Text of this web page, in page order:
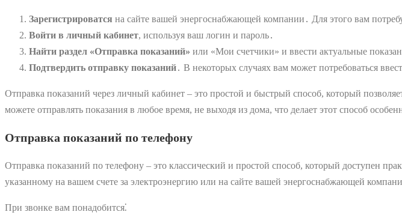
Зарегистрироватся на сайте вашей энергоснабжающей компании․ Для этого вам
Войти в личный кабинет, используя ваш логин и пароль․
Найти раздел «Отправка показаний» или «Мои счетчики» и ввести актуальные
Подтвердить отправку показаний․ В некоторых случаях вам может потребоваться
Отправка показаний через личный кабинет – это простой и быстрый способ, который
можете отправлять показания в любое время, не выходя из дома, что делает этот способ
Отправка показаний по телефону
Отправка показаний по телефону – это классический и простой способ, который доступен
указанному на вашем счете за электроэнергию или на сайте вашей энергоснабжающей
При звонке вам понадобится⁚